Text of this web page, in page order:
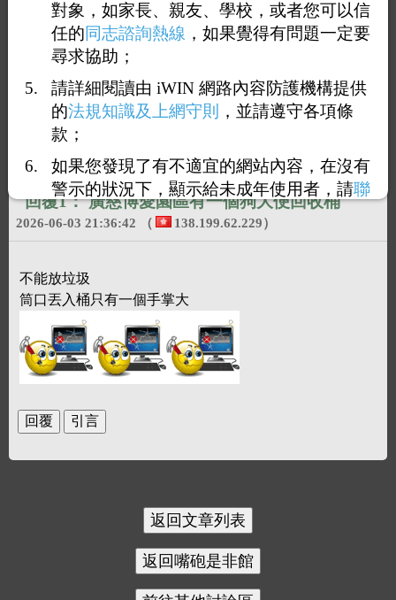
回覆1：廣慈博愛園區有一個狗大便回收桶
2026-06-03 21:36:42 （ 138.199.62.229）
不能放垃圾
筒口丟入桶只有一個手掌大
對象，如家長、親友、學校，或者您可以信
任的同志諮詢熱線 ，如果覺得有問題一定要
尋求協助；
請詳細閱讀由 iWIN 網路內容防護機構提供
的法規知識及上網守則
，並請遵守各項條
款；
如果您發現了有不適宜的網站內容，在沒有
警示的狀況下，顯示給未成年使用者，請聯
絡我們，謝謝您的合作。